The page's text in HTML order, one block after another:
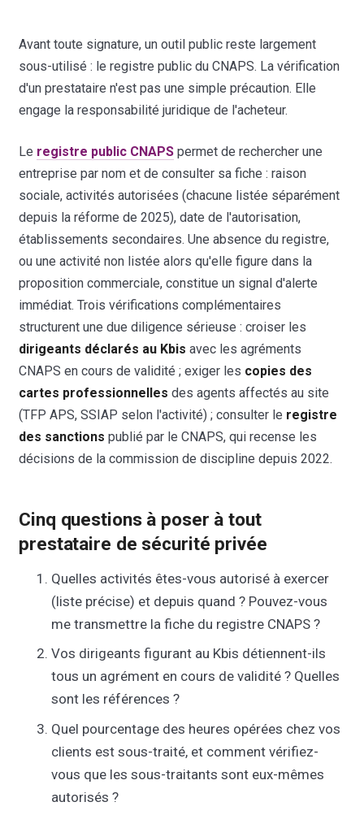
Avant toute signature, un outil public reste largement
sous-utilisé : le registre public du CNAPS. La vérification
d'un prestataire n'est pas une simple précaution. Elle
engage la responsabilité juridique de l'acheteur.
Le registre public CNAPS permet de rechercher une
entreprise par nom et de consulter sa fiche : raison
sociale, activités autorisées (chacune listée séparément
depuis la réforme de 2025), date de l'autorisation,
établissements secondaires. Une absence du registre,
ou une activité non listée alors qu'elle figure dans la
proposition commerciale, constitue un signal d'alerte
immédiat. Trois vérifications complémentaires
structurent une due diligence sérieuse : croiser les
dirigeants déclarés au Kbis avec les agréments
CNAPS en cours de validité ; exiger les copies des
cartes professionnelles des agents affectés au site
(TFP APS, SSIAP selon l'activité) ; consulter le registre
des sanctions publié par le CNAPS, qui recense les
décisions de la commission de discipline depuis 2022.
Cinq questions à poser à tout
prestataire de sécurité privée
Quelles activités êtes-vous autorisé à exercer
(liste précise) et depuis quand ? Pouvez-vous
me transmettre la fiche du registre CNAPS ?
Vos dirigeants figurant au Kbis détiennent-ils
tous un agrément en cours de validité ? Quelles
sont les références ?
Quel pourcentage des heures opérées chez vos
clients est sous-traité, et comment vérifiez-
vous que les sous-traitants sont eux-mêmes
autorisés ?